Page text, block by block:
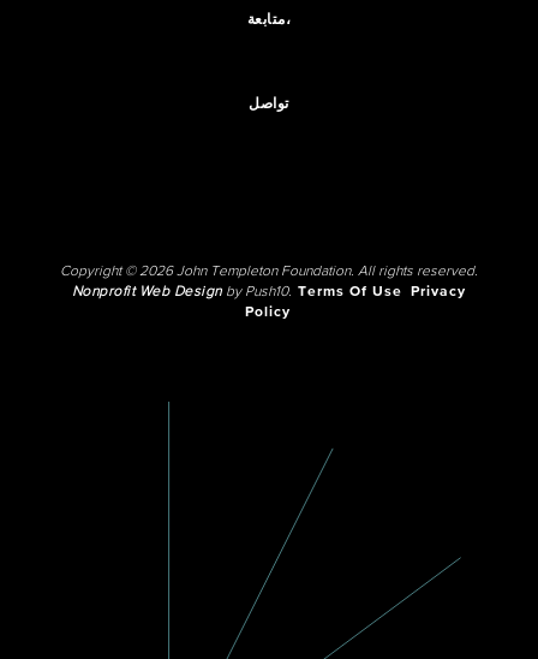
متابعة،
تواصل
Copyright © 2026 John Templeton Foundation. All rights reserved.
Nonprofit Web Designby Push10. Terms Of Use
Privacy
Policy